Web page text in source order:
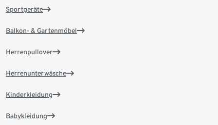
Sportgeräte
Balkon- & Gartenmöbel
Herrenpullover
Herrenunterwäsche
Kinderkleidung
Babykleidung